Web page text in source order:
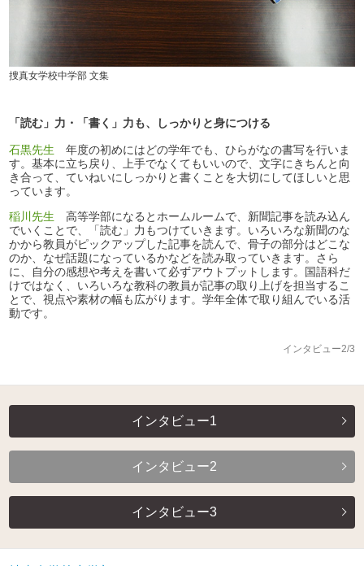
捜真女学校中学部 文集
「読む」力・「書く」力も、しっかりと身につける
石黒先生 年度の初めにはどの学年でも、ひらがなの書写を行いま
す。基本に立ち戻り、上手でなくてもいいので、文字にきちんと向
き合って、ていねいにしっかりと書くことを大切にしてほしいと思
っています。
稲川先生 高等学部になるとホームルームで、新聞記事を読み込ん
でいくことで、「読む」力もつけていきます。いろいろな新聞のな
かから教員がピックアップした記事を読んで、骨子の部分はどこな
のか、なぜ話題になっているかなどを読み取っていきます。さら
に、自分の感想や考えを書いて必ずアウトプットします。国語科だ
けではなく、いろいろな教科の教員が記事の取り上げを担当するこ
とで、視点や素材の幅も広がります。学年全体で取り組んでいる活
動です。
インタビュー2/3
インタビュー1
インタビュー2
インタビュー3